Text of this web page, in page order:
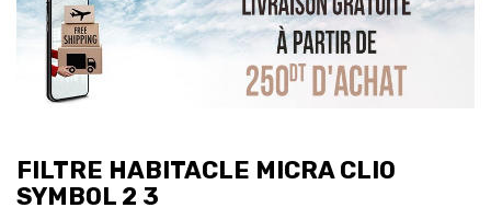
FILTRE HABITACLE MICRA CLIO
SYMBOL 2 3